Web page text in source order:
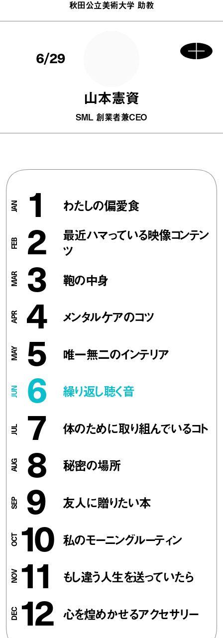
秋田公立美術大学 助教
6/29
山本憲資
SML 創業者兼CEO
1 わたしの偏愛食
2
最近ハマっている映像コンテン
ツ
3 鞄の中身
4 メンタルケアのコツ
5 唯一無二のインテリア
6 繰り返し聴く音
7 体のために取り組んでいるコト
8 秘密の場所
9 友人に贈りたい本
10 私のモーニングルーティン
11 もし違う人生を送っていたら
12 心を煌めかせるアクセサリー